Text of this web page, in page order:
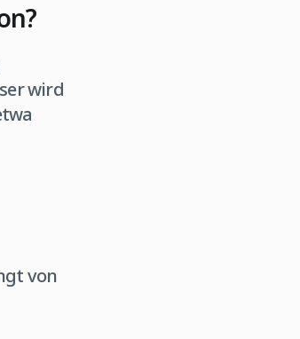
wird
von